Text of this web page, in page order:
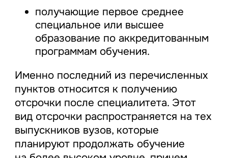
получающие первое среднее
специальное или высшее
образование по аккредитованным
программам обучения.
Именно последний из перечисленных
пунктов относится к получению
отсрочки после специалитета. Этот
вид отсрочки распространяется на тех
выпускников вузов, которые
планируют продолжать обучение